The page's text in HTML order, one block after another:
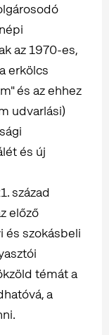
az 1970-es,
erkölcs
és az ehhez
udvarlási)
és új
század
előző
és szokásbeli
témát a
a